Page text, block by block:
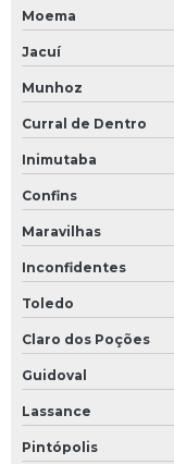
Moema
Jacuí
Munhoz
Curral de Dentro
Inimutaba
Confins
Maravilhas
Inconfidentes
Toledo
Claro dos Poções
Guidoval
Lassance
Pintópolis